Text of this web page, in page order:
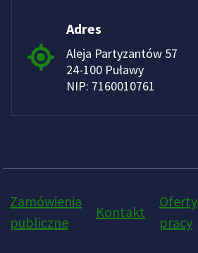
Adres
Aleja Partyzantów 57
24-100 Puławy
NIP: 7160010761
Zamówienia
publiczne
Kontakt
Oferty
pracy